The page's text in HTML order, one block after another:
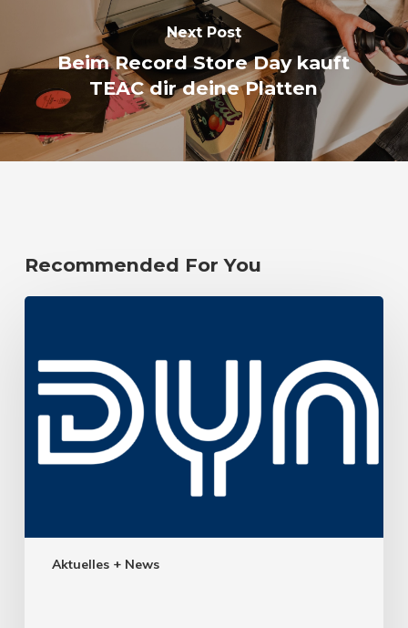
Next Post
Beim Record Store Day kauft
TEAC dir deine Platten
Recommended For You
Aktuelles + News